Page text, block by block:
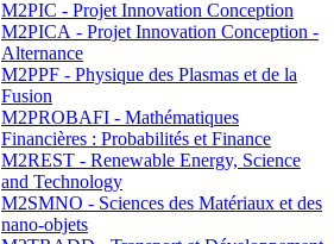
M2PIC - Projet Innovation Conception
M2PICA - Projet Innovation Conception -
Alternance
M2PPF - Physique des Plasmas et de la
Fusion
M2PROBAFI - Mathématiques
Financières : Probabilités et Finance
M2REST - Renewable Energy, Science
and Technology
M2SMNO - Sciences des Matériaux et des
nano-objets